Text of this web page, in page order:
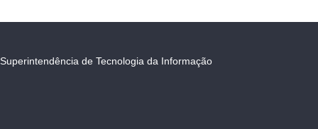
Superintendência de Tecnologia da Informação